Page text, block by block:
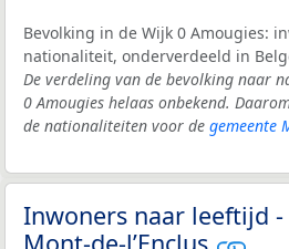
Bevolking in de Wijk 0 Amougies:
nationaliteit, onderverdeeld in
De verdeling van de bevolking naar
0 Amougies helaas onbekend.
de nationaliteiten voor de gemeente
Inwoners naar leeftijd